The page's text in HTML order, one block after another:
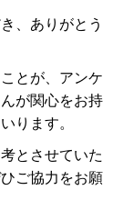
、ありがとう
とが、アンケ
が関心をお持
ります。
とさせていた
ご協力をお願